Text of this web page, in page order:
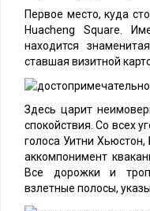
Первое место, куда
Huacheng Square.
находится
ставшая визитной
Здесь царит
спокойствия. Со всех
голоса Уитни
аккомпонимент
Все дорожки и
взлетные полосы,